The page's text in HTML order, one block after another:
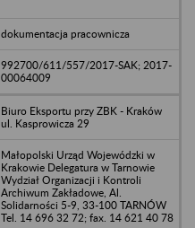
dokumentacja pracownicza
992700/611/557/2017-SAK; 2017-
00064009
Biuro Eksportu przy ZBK - Kraków
ul. Kasprowicza 29
Małopolski Urząd Wojewódzki w
Krakowie Delegatura w Tarnowie
Wydział Organizacji i Kontroli
Archiwum Zakładowe, Al.
Solidarności 5-9, 33-100 TARNÓW
Tel. 14 696 32 72; fax. 14 621 40 78